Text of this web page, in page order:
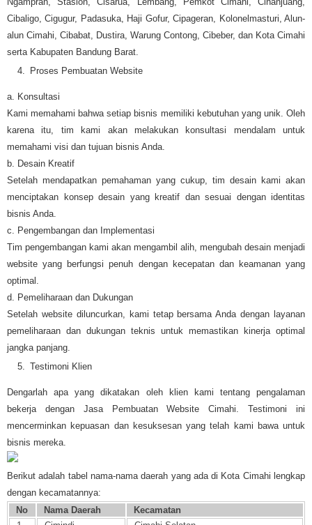
Cibaligo, Cigugur, Padasuka, Haji Gofur, Cipageran, Kolonelmasturi, Alun-
alun Cimahi, Cibabat, Dustira, Warung Contong, Cibeber, dan Kota Cimahi
serta Kabupaten Bandung Barat.
Proses Pembuatan Website
a. Konsultasi
Kami memahami bahwa setiap bisnis memiliki kebutuhan yang unik. Oleh
karena itu, tim kami akan melakukan konsultasi mendalam untuk
memahami visi dan tujuan bisnis Anda.
b. Desain Kreatif
Setelah mendapatkan pemahaman yang cukup, tim desain kami akan
menciptakan konsep desain yang kreatif dan sesuai dengan identitas
bisnis Anda.
c. Pengembangan dan Implementasi
Tim pengembangan kami akan mengambil alih, mengubah desain menjadi
website yang berfungsi penuh dengan kecepatan dan keamanan yang
optimal.
d. Pemeliharaan dan Dukungan
Setelah website diluncurkan, kami tetap bersama Anda dengan layanan
pemeliharaan dan dukungan teknis untuk memastikan kinerja optimal
jangka panjang.
Testimoni Klien
Dengarlah apa yang dikatakan oleh klien kami tentang pengalaman
bekerja dengan Jasa Pembuatan Website Cimahi. Testimoni ini
mencerminkan kepuasan dan kesuksesan yang telah kami bawa untuk
bisnis mereka.
Berikut adalah tabel nama-nama daerah yang ada di Kota Cimahi lengkap
dengan kecamatannya:
No
Nama Daerah
Kecamatan